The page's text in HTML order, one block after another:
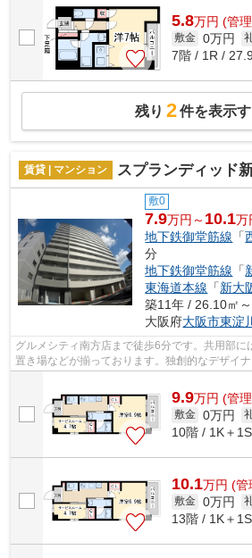
5.8万円 (管
敷金 0万円
7階 / 1R /
残り 2件を表示
賃貸 | マンション スプランディッド
敷0
7.9万円～ 10.1万
地下鉄御堂筋線 「
分
地下鉄御堂筋線 「
東海道本線 「新大
築11年 / 26.10㎡
大阪府大阪市東淀
グルメシティ南方店まで徒歩6分です。共用部に
置き場などが揃っております。独創的なデザイ
9.9万円 (管
敷金 0万円
10階 / 1K＋
10.1万円 (管
敷金 0万円
13階 / 1K＋